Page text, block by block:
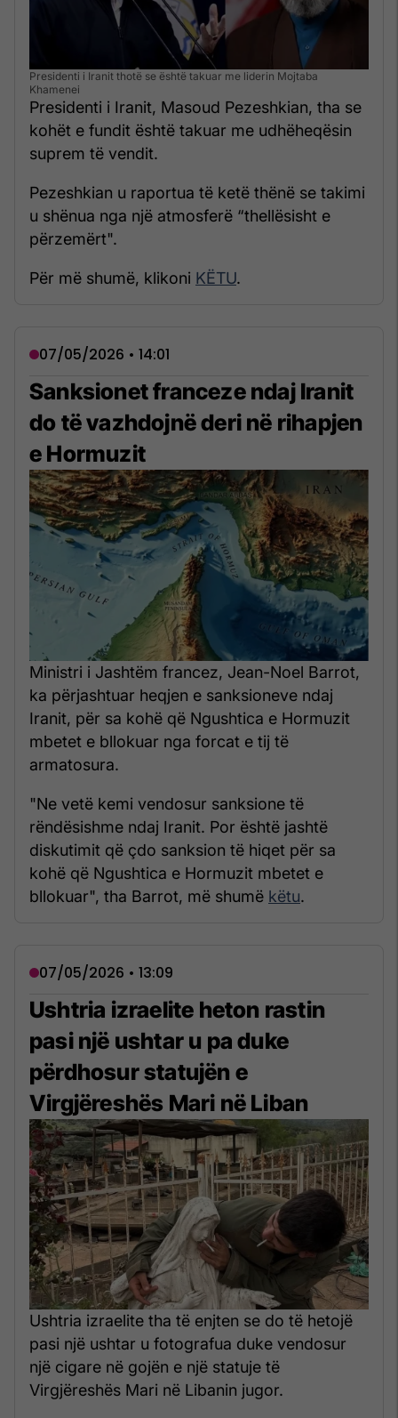
Presidenti i Iranit thotë se është takuar me liderin Mojtaba
Khamenei
Presidenti i Iranit, Masoud Pezeshkian, tha se
kohët e fundit është takuar me udhëheqësin
suprem të vendit.
Pezeshkian u raportua të ketë thënë se takimi
u shënua nga një atmosferë “thellësisht e
përzemërt".
Për më shumë, klikoni KËTU.
07/05/2026 • 14:01
Sanksionet franceze ndaj Iranit
do të vazhdojnë deri në rihapjen
e Hormuzit
Ministri i Jashtëm francez, Jean-Noel Barrot,
ka përjashtuar heqjen e sanksioneve ndaj
Iranit, për sa kohë që Ngushtica e Hormuzit
mbetet e bllokuar nga forcat e tij të
armatosura.
"Ne vetë kemi vendosur sanksione të
rëndësishme ndaj Iranit. Por është jashtë
diskutimit që çdo sanksion të hiqet për sa
kohë që Ngushtica e Hormuzit mbetet e
bllokuar", tha Barrot, më shumë këtu.
07/05/2026 • 13:09
Ushtria izraelite heton rastin
pasi një ushtar u pa duke
përdhosur statujën e
Virgjëreshës Mari në Liban
Ushtria izraelite tha të enjten se do të hetojë
pasi një ushtar u fotografua duke vendosur
një cigare në gojën e një statuje të
Virgjëreshës Mari në Libanin jugor.